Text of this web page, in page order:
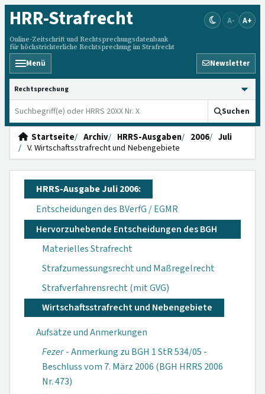
HRR-Strafrecht
Online-Zeitschrift und Rechtsprechungsdatenbank
für höchstrichterliche Rechtsprechung im Strafrecht
A- A+
Menü Newsletter
HRRS durchsuchen
Suchen
Startseite Archiv HRRS-Ausgaben 2006
Juli
V. Wirtschaftsstrafrecht und Nebengebiete
HRRS-Ausgabe Juli 2006:
Entscheidungen des BVerfG / EGMR
Hervorzuhebende Entscheidungen des BGH
Materielles Strafrecht
Strafzumessungsrecht und Maßregelrecht
Strafverfahrensrecht (mit GVG)
Wirtschaftsstrafrecht und Nebengebiete
Aufsätze und Anmerkungen
Fezer- Anmerkung zu BGH 1 StR 534/05 -
Beschluss vom 7. März 2006 (BGH HRRS 2006
Nr. 473)